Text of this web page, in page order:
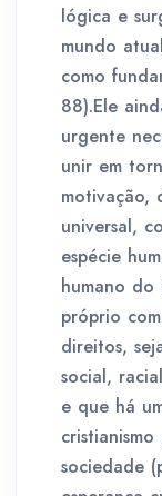
lógica e
mundo
como
88).Ele
urgente
unir em
motivação,
universal,
espécie
humano do
próprio
direitos,
social,
e que há
sociedade